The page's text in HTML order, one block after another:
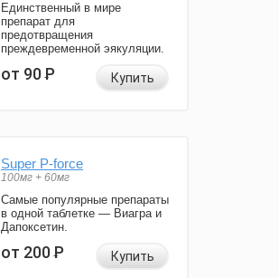
Единственный в мире
препарат для
предотвращения
преждевременной эякуляции.
от 90Р Купить
Super P-force
100мг + 60мг
Самые популярные препараты
в одной таблетке — Виагра и
Дапоксетин.
от 200Р Купить